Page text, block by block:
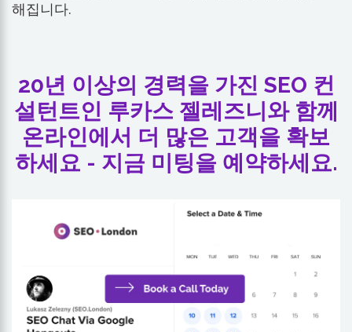
해집니다.
20년 이상의 경력을 가진 SEO 컨
설턴트인 루카스 젤레즈니와 함께
온라인에서 더 많은 고객을 확보
하세요 - 지금 미팅을 예약하세요.